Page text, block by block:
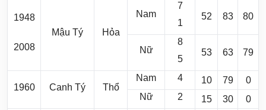
1948
2008
Mậu Tý Hỏa
Nam
7
1
52 83 80
Nữ
8
5
53 63 79
1960 Canh Tý Thổ
Nam 4 10 79
0
Nữ
2 15 30 0